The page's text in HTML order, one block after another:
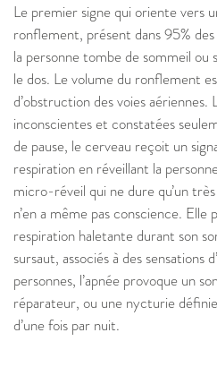
Le premier signe qui oriente vers
ronflement, présent dans 95%
la personne tombe de sommeil ou
le dos. Le volume du ronflement
d’obstruction des voies aériennes.
inconscientes et constatées
de pause, le cerveau reçoit un
respiration en réveillant la
micro-réveil qui ne dure qu’un
n’en a même pas conscience.
respiration haletante durant son
sursaut, associés à des
personnes, l’apnée provoque un
réparateur, ou une nycturie
d’une fois par nuit.